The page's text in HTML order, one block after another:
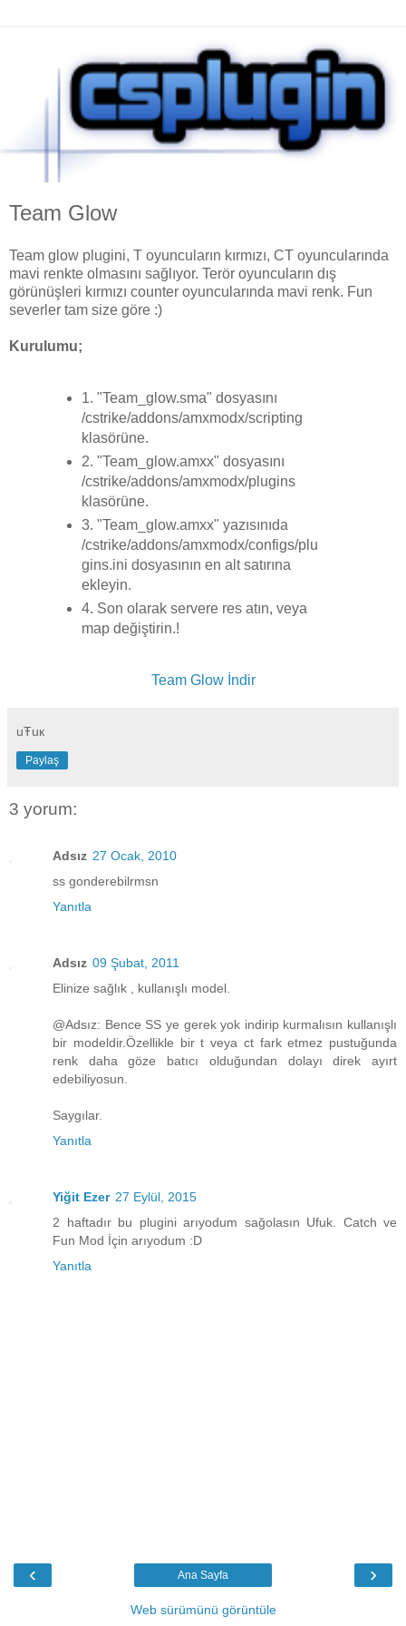
Team Glow
Team glow plugini, T oyuncuların kırmızı, CT oyuncularında
mavi renkte olmasını sağlıyor. Terör oyuncuların dış
görünüşleri kırmızı counter oyuncularında mavi renk. Fun
severler tam size göre :)
Kurulumu;
1. "Team_glow.sma" dosyasını
/cstrike/addons/amxmodx/scripting
klasörüne.
2. "Team_glow.amxx" dosyasını
/cstrike/addons/amxmodx/plugins
klasörüne.
3. "Team_glow.amxx" yazısınıda
/cstrike/addons/amxmodx/configs/plu
gins.ini dosyasının en alt satırına
ekleyin.
4. Son olarak servere res atın, veya
map değiştirin.!
Team Glow İndir
uŦuк
Paylaş
3 yorum:
Adsız 27 Ocak, 2010
ss gonderebilrmsn
Yanıtla
Adsız 09 Şubat, 2011
Elinize sağlık , kullanışlı model.
@Adsız: Bence SS ye gerek yok indirip kurmalısın kullanışlı
bir modeldir.Özellikle bir t veya ct fark etmez pustuğunda
renk daha göze batıcı olduğundan dolayı direk ayırt
edebiliyosun.
Saygılar.
Yanıtla
Yiğit Ezer 27 Eylül, 2015
2 haftadır bu plugini arıyodum sağolasın Ufuk. Catch ve
Fun Mod İçin arıyodum :D
Yanıtla
‹ ›
Ana Sayfa
Web sürümünü görüntüle